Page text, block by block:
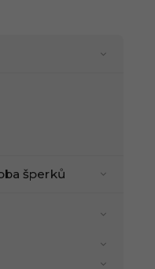
šperků